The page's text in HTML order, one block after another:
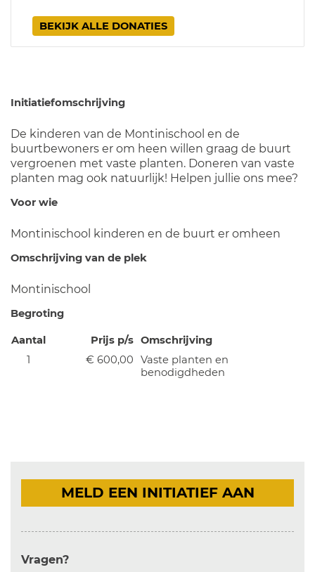
BEKIJK ALLE DONATIES
Initiatiefomschrijving
De kinderen van de Montinischool en de
buurtbewoners er om heen willen graag de buurt
vergroenen met vaste planten. Doneren van vaste
planten mag ook natuurlijk! Helpen jullie ons mee?
Voor wie
Montinischool kinderen en de buurt er omheen
Omschrijving van de plek
Montinischool
Begroting
Aantal Prijs p/s Omschrijving
1
€ 600,00
Vaste planten en
benodigdheden
MELD EEN INITIATIEF AAN
Vragen?